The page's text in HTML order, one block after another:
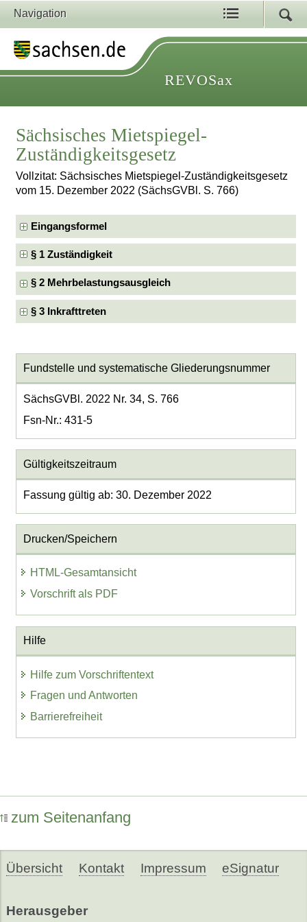
Navigation
REVOSax
Sächsisches Mietspiegel-
Zuständigkeitsgesetz
Vollzitat: Sächsisches Mietspiegel-Zuständigkeitsgesetz
vom 15. Dezember 2022 (SächsGVBl. S. 766)
Eingangsformel
§ 1 Zuständigkeit
§ 2 Mehrbelastungsausgleich
§ 3 Inkrafttreten
Fundstelle und systematische Gliederungsnummer
SächsGVBl. 2022 Nr. 34, S. 766
Fsn-Nr.: 431-5
Gültigkeitszeitraum
Fassung gültig ab: 30. Dezember 2022
Drucken/Speichern
HTML-Gesamtansicht
Vorschrift als PDF
Hilfe
Hilfe zum Vorschriftentext
Fragen und Antworten
Barrierefreiheit
zum Seitenanfang
Übersicht Kontakt Impressum eSignatur
Herausgeber